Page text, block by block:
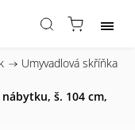
/
Umyvadlová skříňka
š. 104 cm,